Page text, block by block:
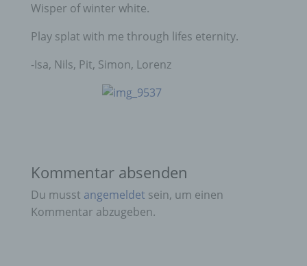
Wisper of winter white.
Play splat with me through lifes eternity.
-Isa, Nils, Pit, Simon, Lorenz
Kommentar absenden
Du musst angemeldet sein, um einen
Kommentar abzugeben.